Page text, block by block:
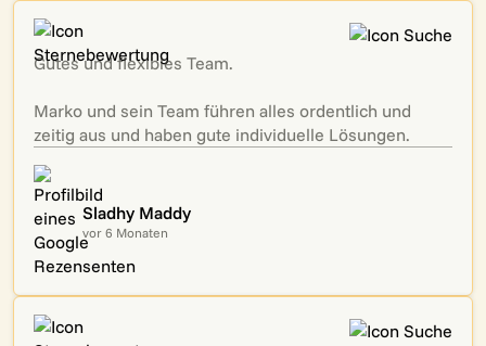
Gutes und flexibles Team.
Marko und sein Team führen alles ordentlich und
zeitig aus und haben gute individuelle Lösungen.
Sladhy Maddy
vor 6 Monaten